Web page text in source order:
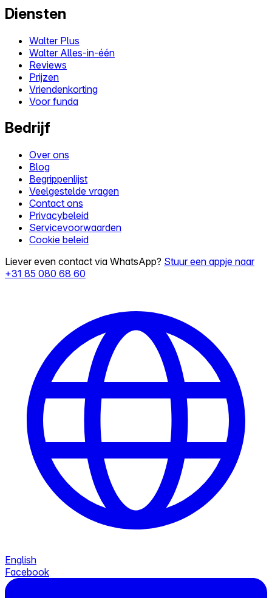
Diensten
Walter Plus
Walter Alles-in-één
Reviews
Prijzen
Vriendenkorting
Voor funda
Bedrijf
Over ons
Blog
Begrippenlijst
Veelgestelde vragen
Contact ons
Privacybeleid
Servicevoorwaarden
Cookie beleid
Liever even contact via WhatsApp? Stuur een appje naar
+31 85 080 68 60
English
Facebook